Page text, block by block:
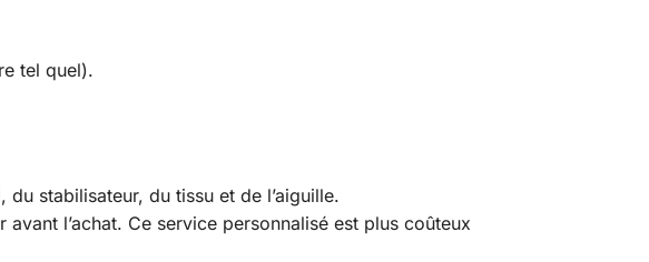
tel quel).
stabilisateur, du tissu et de l’aiguille.
l’achat. Ce service personnalisé est plus coûteux